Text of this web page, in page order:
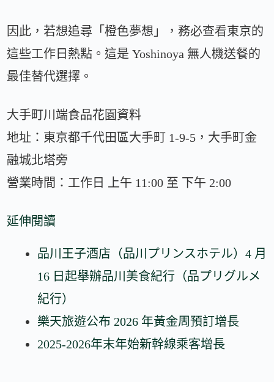
因此，若想追尋「橙色夢想」，務必查看東京的
這些工作日熱點。這是 Yoshinoya 無人機送餐的
最佳替代選擇。
大手町川端食品花園資料
地址：東京都千代田區大手町 1-9-5，大手町金
融城北塔旁
營業時間：工作日 上午 11:00 至 下午 2:00
延伸閱讀
品川王子酒店（品川プリンスホテル）4 月
16 日起舉辦品川美食紀行（品プリグルメ
紀行）
樂天旅遊公布 2026 年黃金周預訂增長
2025-2026年末年始新幹線乘客增長